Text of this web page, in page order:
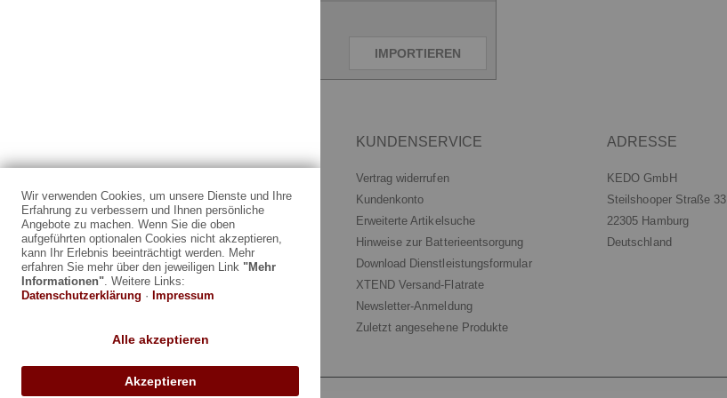
IMPORTIEREN
AGB und Kundeninformationen
Widerrufsrecht
Datenschutzerklärung
Zahlung und Versand
KEDO Distributoren
KUNDENSERVICE
Vertrag widerrufen
Kundenkonto
Erweiterte Artikelsuche
Hinweise zur Batterieentsorgung
Download Dienstleistungsformular
XTEND Versand-Flatrate
Newsletter-Anmeldung
Zuletzt angesehene Produkte
ADRESSE
KEDO GmbH
Steilshooper Straße 33
22305 Hamburg
Deutschland
Wir verwenden Cookies, um unsere Dienste und Ihre
Erfahrung zu verbessern und Ihnen persönliche
Angebote zu machen. Wenn Sie die oben
aufgeführten optionalen Cookies nicht akzeptieren,
kann Ihr Erlebnis beeinträchtigt werden. Mehr
erfahren Sie mehr über den jeweiligen Link "Mehr
Informationen". Weitere Links:
Datenschutzerklärung · Impressum
Akzeptieren
Alle akzeptieren